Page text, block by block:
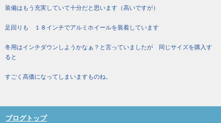
装備はもう充実していて十分だと思います（高いですが）
足回りも １８インチでアルミホイールを装着しています
冬用はインチダウンしようかなぁ？と言っていましたが 同じサイズを購入す
ると
すごく高価になってしまいますものね。
ブログトップ